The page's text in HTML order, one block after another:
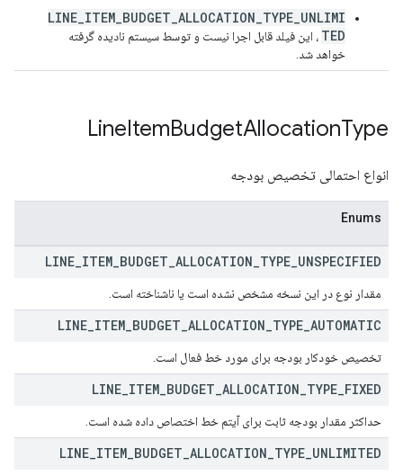
LINE_ITEM_BUDGET_ALLOCATION_TYPE_UNLIMI
TED ، این فیلد قابل اجرا نیست و توسط سیستم نادیده گرفته
خواهد شد.
LineItemBudgetAllocationType
انواع احتمالی تخصیص بودجه
Enums
LINE ITEM BUDGET ALLOCATION TYPE UNSPECIFIED
مقدار نوع در این نسخه مشخص نشده است یا ناشناخته است.
LINE ITEM BUDGET ALLOCATION TYPE AUTOMATIC
تخصیص خودکار بودجه برای مورد خط فعال است.
LINE ITEM BUDGET ALLOCATION TYPE FIXED
حداکثر مقدار بودجه ثابت برای آیتم خط اختصاص داده شده است.
LINE ITEM BUDGET ALLOCATION TYPE UNLIMITED